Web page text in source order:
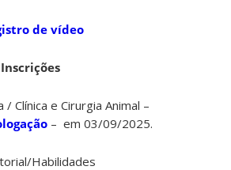
de vídeo
Clínica e Cirurgia Animal –
– em 03/09/2025.
Habilidades